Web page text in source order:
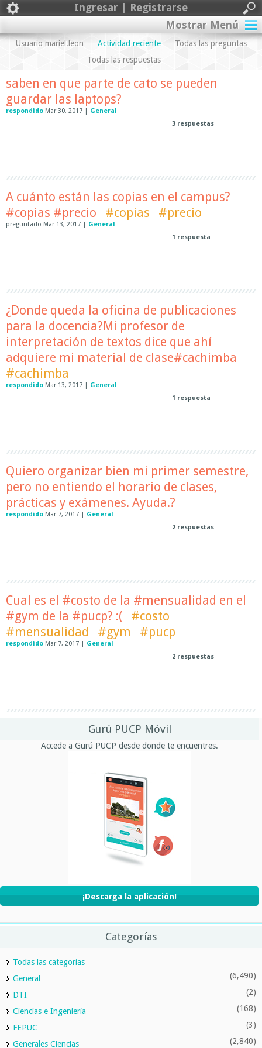
Ingresar | Registrarse
Mostrar Menú
Usuario mariel.leon Actividad reciente
Todas las preguntas
Todas las respuestas
saben en que parte de cato se pueden
guardar las laptops?
respondido Mar 30, 2017 | General
3 respuestas
A cuánto están las copias en el campus?
#copias #precio
#copias #precio
preguntado Mar 13, 2017 | General
1 respuesta
¿Donde queda la oficina de publicaciones
para la docencia?Mi profesor de
interpretación de textos dice que ahí
adquiere mi material de clase#cachimba
#cachimba
respondido Mar 13, 2017 | General
1 respuesta
Quiero organizar bien mi primer semestre,
pero no entiendo el horario de clases,
prácticas y exámenes. Ayuda.?
respondido Mar 7, 2017 | General
2 respuestas
Cual es el #costo de la #mensualidad en el
#gym de la #pucp? :(
#costo
#mensualidad
#gym #pucp
respondido Mar 7, 2017 | General
2 respuestas
Gurú PUCP Móvil
Accede a Gurú PUCP desde donde te encuentres.
¡Descarga la aplicación!
Categorías
Todas las categorías
General
(6,490)
DTI (2)
Ciencias e Ingeniería (168)
FEPUC (3)
Generales Ciencias (2,840)